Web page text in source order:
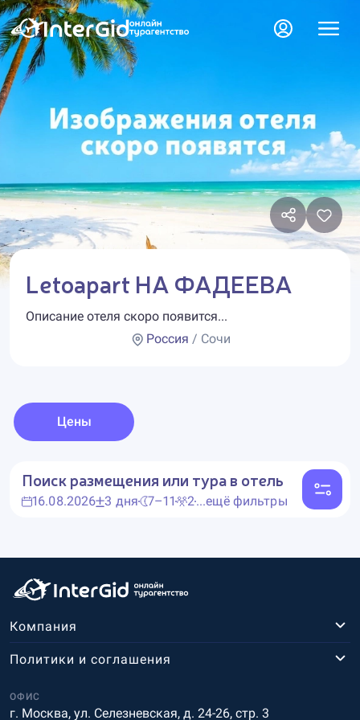
Letoapart НА ФАДЕЕВА
Описание отеля скоро появится...
Россия / Сочи
Цены
Поиск размещения или тура в отель
16.08.2026 3 дня 7–11 2...ещё фильтры
Компания
ОФИС
г. Москва, ул. Селезневская, д. 24-26, стр. 3
Политики и соглашения